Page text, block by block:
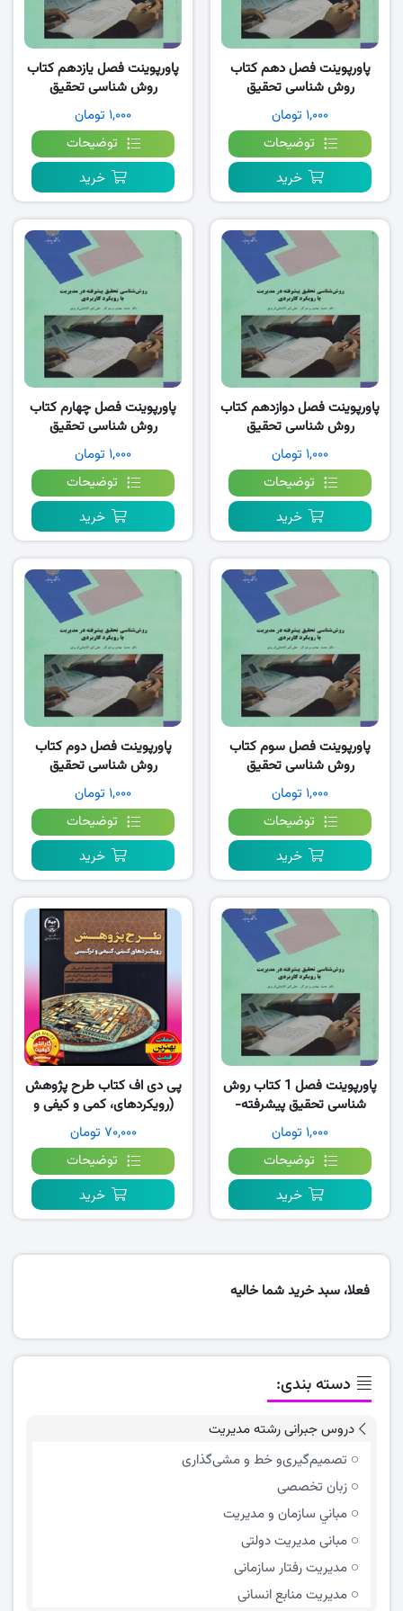
پاورپوینت فصل دهم کتاب
روش شناسی تحقیق
پیشرفته- پرهیزگار
۱,۰۰۰ تومان
توضیحات
خرید
پاورپوینت فصل یازدهم کتاب
روش شناسی تحقیق
پیشرفته- پرهیزگار
۱,۰۰۰ تومان
توضیحات
خرید
پاورپوینت فصل دوازدهم کتاب
روش شناسی تحقیق
پیشرفته- پرهیزگار
۱,۰۰۰ تومان
توضیحات
خرید
پاورپوینت فصل چهارم کتاب
روش شناسی تحقیق
پیشرفته- پرهیزگار
۱,۰۰۰ تومان
توضیحات
خرید
پاورپوینت فصل سوم کتاب
روش شناسی تحقیق
پیشرفته- پرهیزگار
۱,۰۰۰ تومان
توضیحات
خرید
پاورپوینت فصل دوم کتاب
روش شناسی تحقیق
پیشرفته- پرهیزگار
۱,۰۰۰ تومان
توضیحات
خرید
پاورپوینت فصل 1 کتاب روش
شناسی تحقیق پیشرفته-
پرهیزگار۱,۰۰۰ تومان
توضیحات
خرید
پی دی اف کتاب طرح پژوهش
(رویکردهای، کمی و کیفی و
ترکیبی) جان کرسول PDF
۷۰,۰۰۰ تومان
توضیحات
خرید
فعلا، سبد خرید شما خالیه
دسته بندی:
دروس جبرانی رشته مدیریت
تصمیم‌گیری‌و خط و مشی‌گذاری
زبان تخصصی
مباني سازمان و مديريت
مبانی مدیریت دولتی
مدیریت رفتار سازمانی
مدیریت منابع انسانی